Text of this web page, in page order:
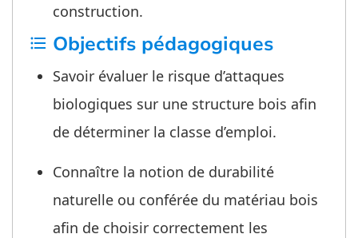
construction.
format_list_bulleted Objectifs pédagogiques
Savoir évaluer le risque d’attaques
biologiques sur une structure bois afin
de déterminer la classe d’emploi.
Connaître la notion de durabilité
naturelle ou conférée du matériau bois
afin de choisir correctement les